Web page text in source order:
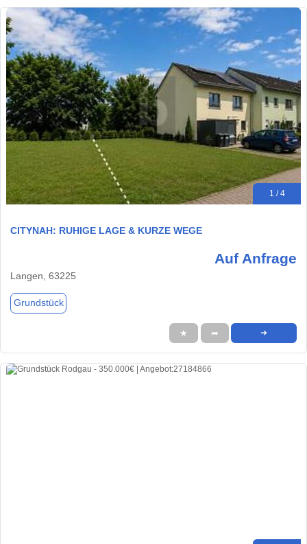
1 / 4
CITYNAH: RUHIGE LAGE & KURZE WEGE
Auf Anfrage
Langen, 63225
Grundstück
★ ➦ ➜